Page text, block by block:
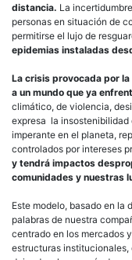
distancia. La
personas en situación de
permitirse el lujo de
epidemias instaladas
La crisis provocada por
a un mundo que ya
climático, de violencia,
expresa la
imperante en el planeta,
controlados por intereses
y tendrá impactos
comunidades y nuestras
Este modelo, basado en la
palabras de nuestra
centrado en los mercados
estructuras